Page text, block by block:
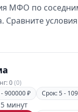
МФО по
Сравните
0(0)
900000 ₽ Срок: 5 -
минут